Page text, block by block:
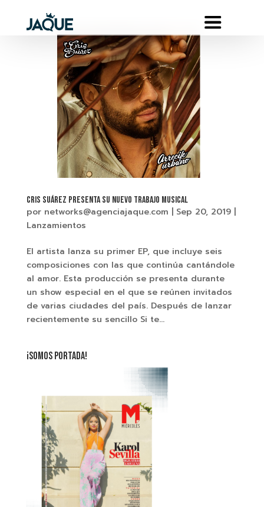
Cris Suárez presenta su nuevo trabajo musical
por networks@agenciajaque.com | Sep 20, 2019|
Lanzamientos
El artista lanza su primer EP, que incluye seis
composiciones con las que continúa cantándole
al amor. Esta producción se presenta durante
un show especial en el que se reúnen invitados
de varias ciudades del país. Después de lanzar
recientemente su sencillo Si te...
¡SOMOS PORTADA!